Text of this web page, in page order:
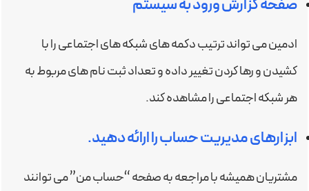
صفحه گزارش ورود به سیستم
ادمین می تواند ترتیب دکمه های شبکه های اجتماعی را با
کشیدن و رها کردن تغییر داده و تعداد ثبت نام های مربوط به
هر شبکه اجتماعی را مشاهده کند.
ابزارهای مدیریت حساب را ارائه دهید.
مشتریان همیشه با مراجعه به صفحه “حساب من” می توانند